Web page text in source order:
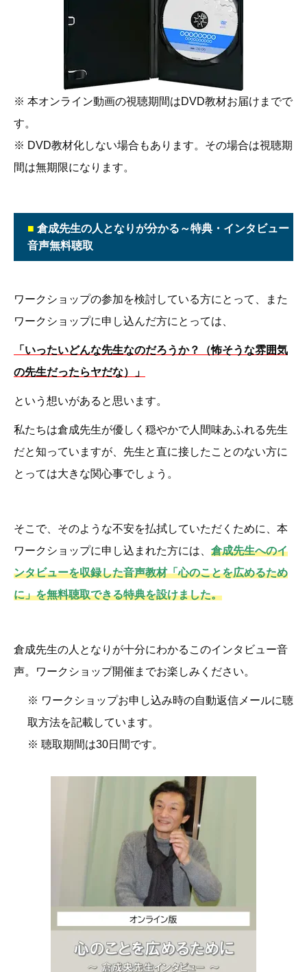
※ 本オンライン動画の視聴期間はDVD教材お届けまでで
す。
※ DVD教材化しない場合もあります。その場合は視聴期
間は無期限になります。
■ 倉成先生の人となりが分かる～特典・インタビュー
音声無料聴取
ワークショップの参加を検討している方にとって、また
ワークショップに申し込んだ方にとっては、
「いったいどんな先生なのだろうか？（怖そうな雰囲気
の先生だったらヤだな）」
という想いがあると思います。
私たちは倉成先生が優しく穏やかで人間味あふれる先生
だと知っていますが、先生と直に接したことのない方に
とっては大きな関心事でしょう。
そこで、そのような不安を払拭していただくために、本
ワークショップに申し込まれた方には、 倉成先生へのイ
ンタビューを収録した音声教材「心のことを広めるため
に」を無料聴取できる特典を設けました。
倉成先生の人となりが十分にわかるこのインタビュー音
声。ワークショップ開催までお楽しみください。
※ ワークショップお申し込み時の自動返信メールに聴
取方法を記載しています。
※ 聴取期間は30日間です。